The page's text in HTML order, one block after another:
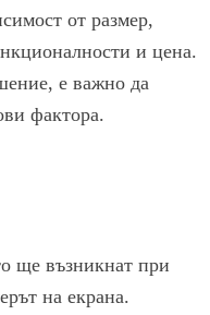
от размер,
и цена.
е важно да
фактора.
ще възникнат при
на екрана.